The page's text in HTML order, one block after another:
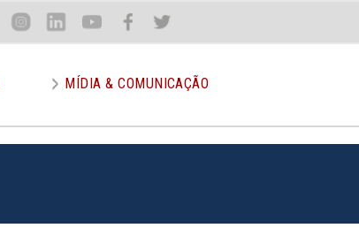
Inst Lin You Face Twit
MÍDIA & COMUNICAÇÃO